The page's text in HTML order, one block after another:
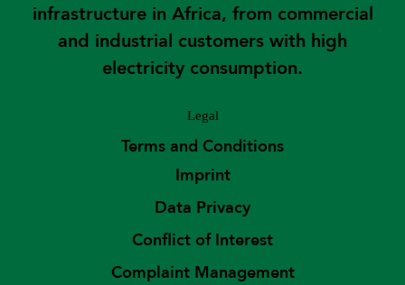
infrastructure in Africa, from commercial
and industrial customers with high
electricity consumption.
Legal
Terms and Conditions
Imprint
Data Privacy
Conflict of Interest
Complaint Management